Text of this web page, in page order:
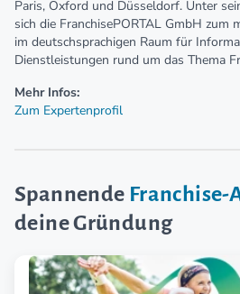
Paris, Oxford und Düsseldorf. Unter
sich die FranchisePORTAL GmbH zum
im deutschsprachigen Raum für
Dienstleistungen rund um das Thema
Mehr Infos:
Zum Expertenprofil
Spannende Franchise-
deine Gründung